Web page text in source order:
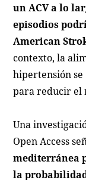
un ACV a lo
episodios
American
contexto, la
hipertensión
para reducir el
Una
Open Access
mediterránea
la